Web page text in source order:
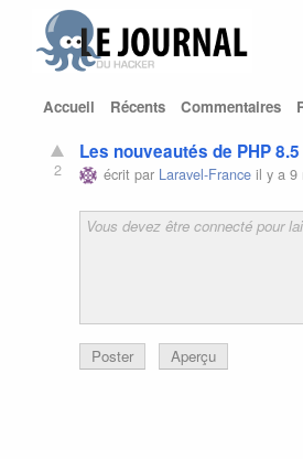
Accueil Récents Commentaires
2
Les nouveautés de PHP
écrit par Laravel-France il y a
Poster Aperçu